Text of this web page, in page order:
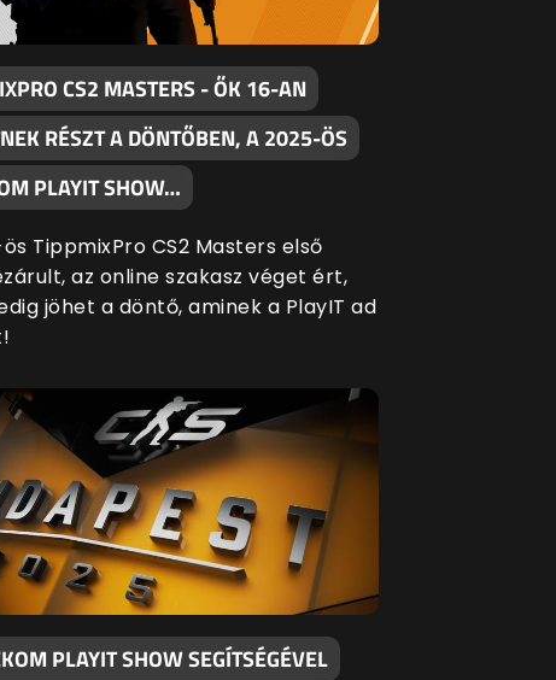
CS2 MASTERS - ŐK 16-AN
RÉSZT A DÖNTŐBEN, A 2025-ÖS
PLAYIT SHOW…
TippmixPro CS2 Masters első
az online szakasz véget ért,
jöhet a döntő, aminek a PlayIT ad
PLAYIT SHOW SEGÍTSÉGÉVEL